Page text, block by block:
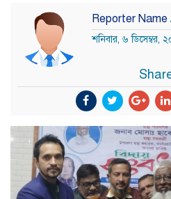
Reporter Name
শনিবার, ৬ ডিসেম্বর,